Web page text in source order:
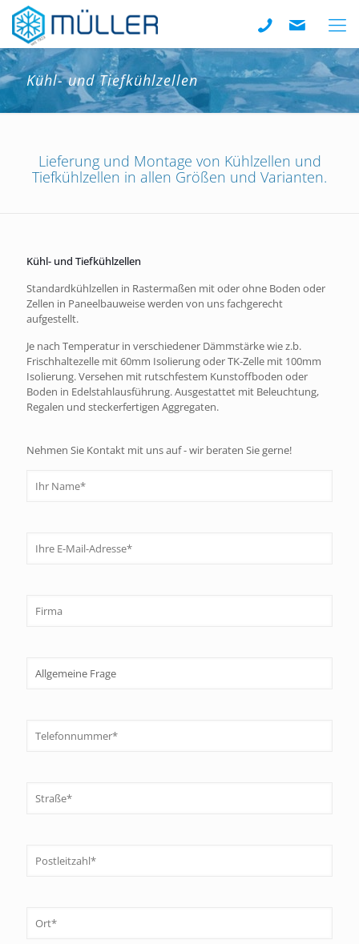
Kühl- und Tiefkühlzellen
Lieferung und Montage von Kühlzellen und
Tiefkühlzellen in allen Größen und Varianten.
Kühl- und Tiefkühlzellen
Standardkühlzellen in Rastermaßen mit oder ohne Boden oder
Zellen in Paneelbauweise werden von uns fachgerecht
aufgestellt.
Je nach Temperatur in verschiedener Dämmstärke wie z.b.
Frischhaltezelle mit 60mm Isolierung oder TK-Zelle mit 100mm
Isolierung. Versehen mit rutschfestem Kunstoffboden oder
Boden in Edelstahlausführung. Ausgestattet mit Beleuchtung,
Regalen und steckerfertigen Aggregaten.
Nehmen Sie Kontakt mit uns auf - wir beraten Sie gerne!